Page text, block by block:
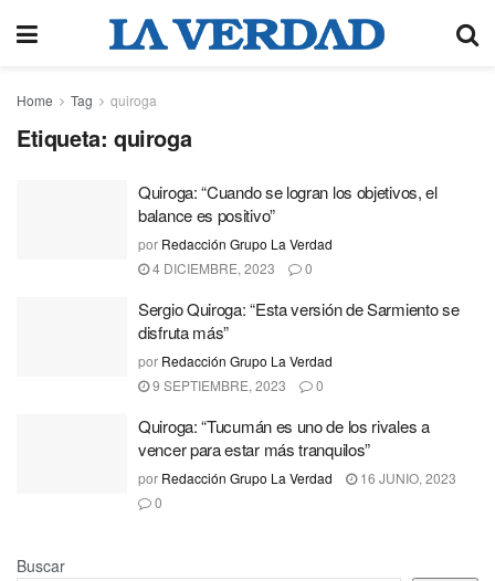
Home Tag quiroga
Etiqueta: quiroga
Quiroga: “Cuando se logran los objetivos, el
balance es positivo”
por Redacción Grupo La Verdad
4 DICIEMBRE, 2023
0
Sergio Quiroga: “Esta versión de Sarmiento se
disfruta más”
por Redacción Grupo La Verdad
9 SEPTIEMBRE, 2023
0
Quiroga: “Tucumán es uno de los rivales a
vencer para estar más tranquilos”
por Redacción Grupo La Verdad
16 JUNIO, 2023
0
Buscar